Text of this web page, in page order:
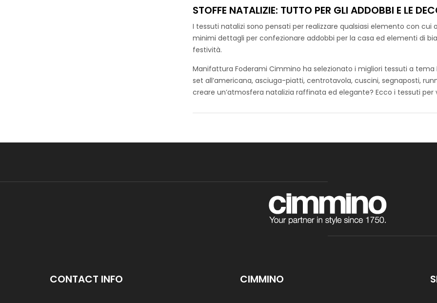
STANDARD 100 by OEKO-TEX®
Tessuto leggero e resistente, proposto
adatte alla stagione delle festività.
che apportano un tocco festoso e
disegni disponibili, avrai la possibilità di
personalizzati per decorare la tua casa
Tessuto Panama Carol
STANDARD 100 by OEKO-TEX®
Panama con base neutra arricchita da
Cotone Stampato Digital
STOFFE NATALIZIE: TUTTO PER GLI ADDOBBI E LE
I tessuti natalizi sono pensati per realizzare qualsiasi elemento con
minimi dettagli per confezionare addobbi per la casa ed elementi di
festività.
Manifattura Foderami Cimmino ha selezionato i migliori tessuti a tema
set all’americana, asciuga-piatti, centrotavola, cuscini, segnaposti,
creare un’atmosfera natalizia raffinata ed elegante? Ecco i tessuti
CONTACT INFO CIMMINO